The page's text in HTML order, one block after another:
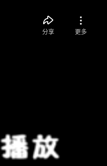
分享 更多